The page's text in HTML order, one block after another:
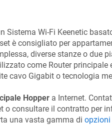
Sistema Wi-Fi Keenetic
è consigliato per
diverse stanze o due
come Router principale
cavo Gigabit o tecnologia
Hoppera Internet.
o consultare il contratto per
una vasta gamma di opzioni